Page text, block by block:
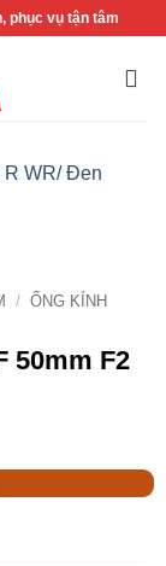
phục vụ tận tâm
/ ỐNG KÍNH
50mm F2